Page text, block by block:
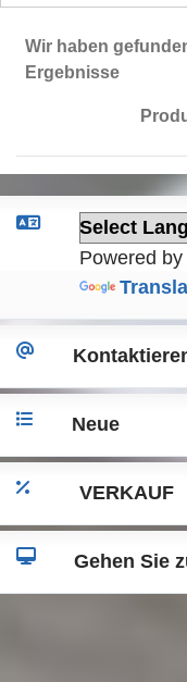
Wir haben
Ergebnisse
Powered by
Neue
VERKAUF
Gehen Sie